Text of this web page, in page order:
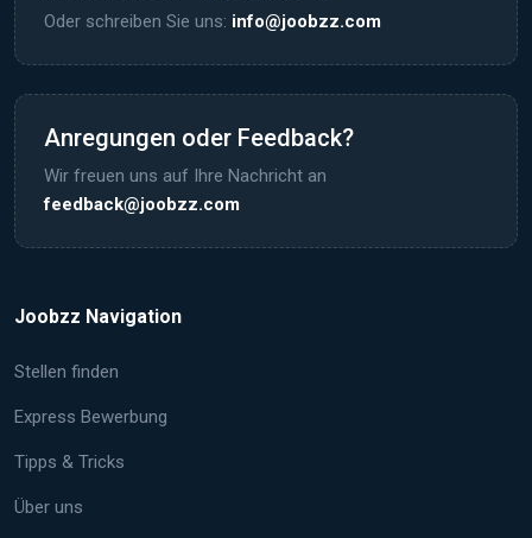
Oder schreiben Sie uns: info@joobzz.com
Anregungen oder Feedback?
Wir freuen uns auf Ihre Nachricht an
feedback@joobzz.com
Joobzz Navigation
Stellen finden
Express Bewerbung
Tipps & Tricks
Über uns